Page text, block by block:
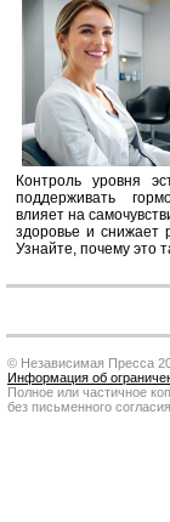
Контроль уровня
поддерживать
влияет на
здоровье и снижает
Узнайте, почему это
© Независимая Пресса
Информация об
Полное или частичное
без письменного